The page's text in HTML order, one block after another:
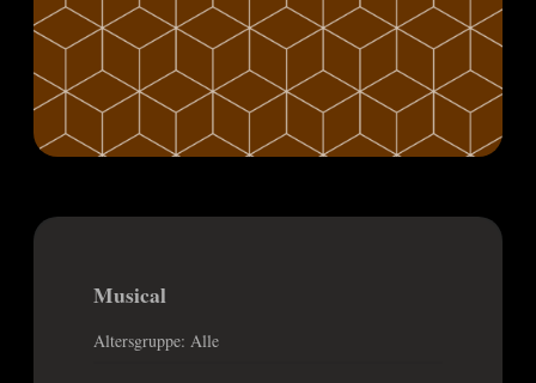
Musical
Altersgruppe: Alle